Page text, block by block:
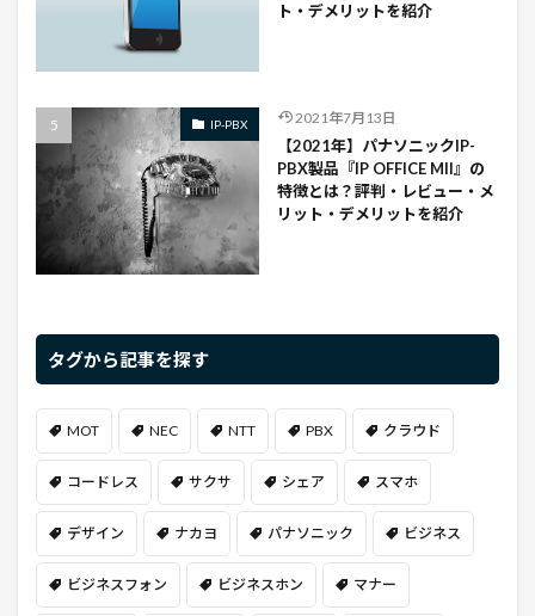
ト・デメリットを紹介
IP-PBX 2021年7月13日
【2021年】パナソニックIP-
PBX製品『IP OFFICE Mll』の
特徴とは？評判・レビュー・メ
リット・デメリットを紹介
タグから記事を探す
MOT NEC NTT PBX クラウド
コードレス サクサ シェア スマホ
デザイン ナカヨ パナソニック ビジネス
ビジネスフォン ビジネスホン マナー